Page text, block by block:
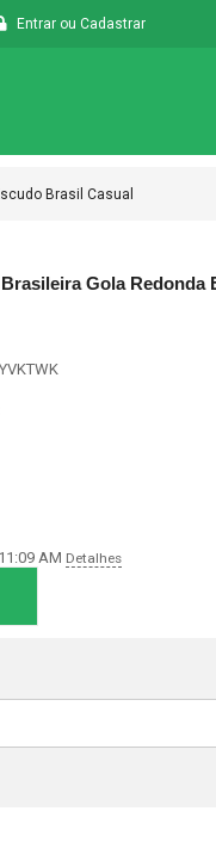
Entrar ou Cadastrar
Brasil Casual
Gola Redonda
AM Detalhes